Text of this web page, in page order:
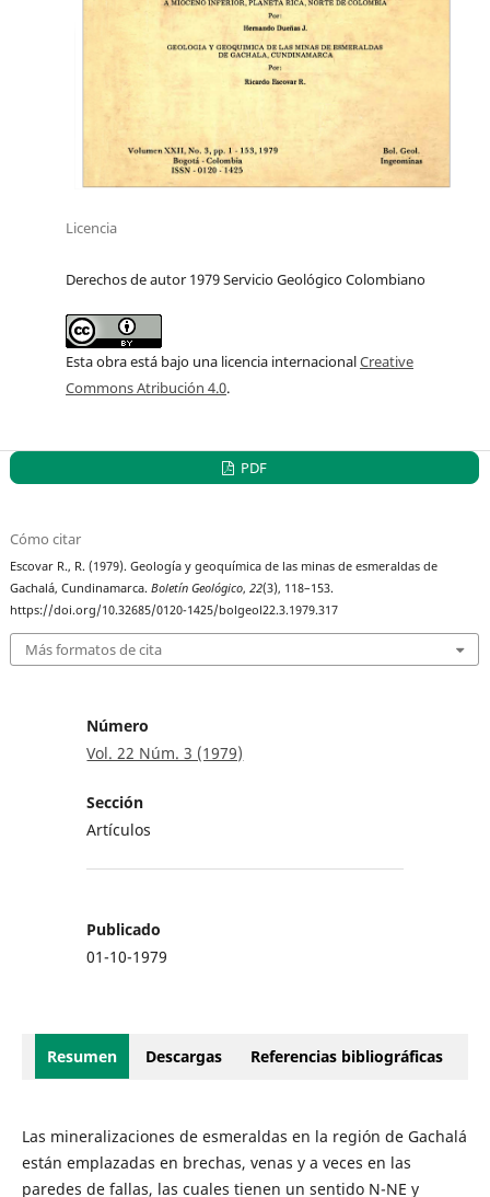
Licencia
Derechos de autor 1979 Servicio Geológico Colombiano
Esta obra está bajo una licencia internacionalCreative
Commons Atribución 4.0.
PDF
Cómo citar
Escovar R., R. (1979). Geología y geoquímica de las minas de esmeraldas de
Gachalá, Cundinamarca.Boletín Geológico,22(3), 118–153.
https://doi.org/10.32685/0120-1425/bolgeol22.3.1979.317
Más formatos de cita
Número
Vol. 22 Núm. 3 (1979)
Sección
Artículos
Publicado
01-10-1979
Resumen Descargas Referencias bibliográficas
Las mineralizaciones de esmeraldas en la región de Gachalá
están emplazadas en brechas, venas y a veces en las
paredes de fallas, las cuales tienen un sentido N-NE y